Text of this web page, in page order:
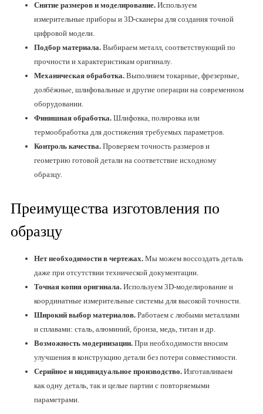
Снятие размеров и моделирование. Используем
измерительные приборы и 3D-сканеры для создания точной
цифровой модели.
Подбор материала. Выбираем металл, соответствующий по
прочности и характеристикам оригиналу.
Механическая обработка. Выполняем токарные, фрезерные,
долбёжные, шлифовальные и другие операции на современном
оборудовании.
Финишная обработка. Шлифовка, полировка или
термообработка для достижения требуемых параметров.
Контроль качества. Проверяем точность размеров и
геометрию готовой детали на соответствие исходному
образцу.
Преимущества изготовления по
образцу
Нет необходимости в чертежах. Мы можем воссоздать деталь
даже при отсутствии технической документации.
Точная копия оригинала. Используем 3D-моделирование и
координатные измерительные системы для высокой точности.
Широкий выбор материалов. Работаем с любыми металлами
и сплавами: сталь, алюминий, бронза, медь, титан и др.
Возможность модернизации. При необходимости вносим
улучшения в конструкцию детали без потери совместимости.
Серийное и индивидуальное производство. Изготавливаем
как одну деталь, так и целые партии с повторяемыми
параметрами.